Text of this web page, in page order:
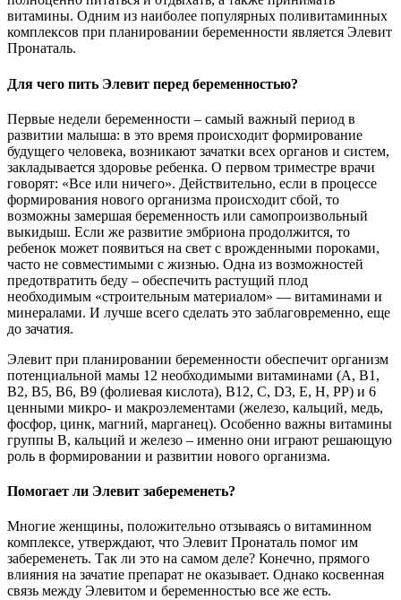
витамины. Одним из наиболее популярных поливитаминных
комплексов при планировании беременности является Элевит
Пронаталь.
Для чего пить Элевит перед беременностью?
Первые недели беременности – самый важный период в
развитии малыша: в это время происходит формирование
будущего человека, возникают зачатки всех органов и систем,
закладывается здоровье ребенка. О первом триместре врачи
говорят: «Все или ничего». Действительно, если в процессе
формирования нового организма происходит сбой, то
возможны замершая беременность или самопроизвольный
выкидыш. Если же развитие эмбриона продолжится, то
ребенок может появиться на свет с врожденными пороками,
часто не совместимыми с жизнью. Одна из возможностей
предотвратить беду – обеспечить растущий плод
необходимым «строительным материалом» — витаминами и
минералами. И лучше всего сделать это заблаговременно, еще
до зачатия.
Элевит при планировании беременности обеспечит организм
потенциальной мамы 12 необходимыми витаминами (А, В1,
В2, В5, В6, В9 (фолиевая кислота), В12, С, D3, Е, Н, РР) и 6
ценными микро- и макроэлементами (железо, кальций, медь,
фосфор, цинк, магний, марганец). Особенно важны витамины
группы В, кальций и железо – именно они играют решающую
роль в формировании и развитии нового организма.
Помогает ли Элевит забеременеть?
Многие женщины, положительно отзываясь о витаминном
комплексе, утверждают, что Элевит Пронаталь помог им
забеременеть. Так ли это на самом деле? Конечно, прямого
влияния на зачатие препарат не оказывает. Однако косвенная
связь между Элевитом и беременностью все же есть.